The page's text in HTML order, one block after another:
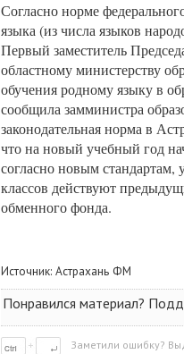
Согласно норме
языка (из числа языков
Первый заместитель
областному министерству
обучения родному языку в
сообщила замминистра
законодательная норма в
что на новый учебный год
согласно новым
классов действуют
обменного фонда.
Источник: Астрахань ФМ
Понравился материал?
Заметили ошибку?